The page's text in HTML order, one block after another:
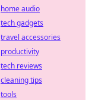
home audio
tech gadgets
travel accessories
productivity
tech reviews
cleaning tips
tools